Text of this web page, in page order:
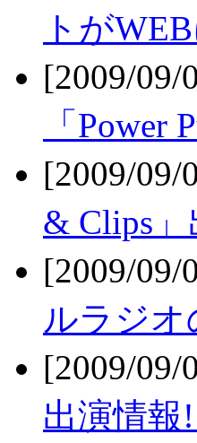
トが
[2009/
「Power
[2009/
& Clips
[2009/
ルラジ
[2009/
出演情報